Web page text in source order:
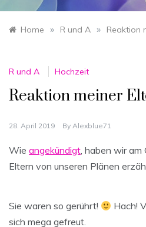
Home » R und A » Reaktion
R und A Hochzeit
Reaktion meiner
28. April 2019 By Alexblue71
Wie angekündigt, haben wir am
Eltern von unseren Plänen
Sie waren so gerührt!
Hach!
sich mega gefreut.